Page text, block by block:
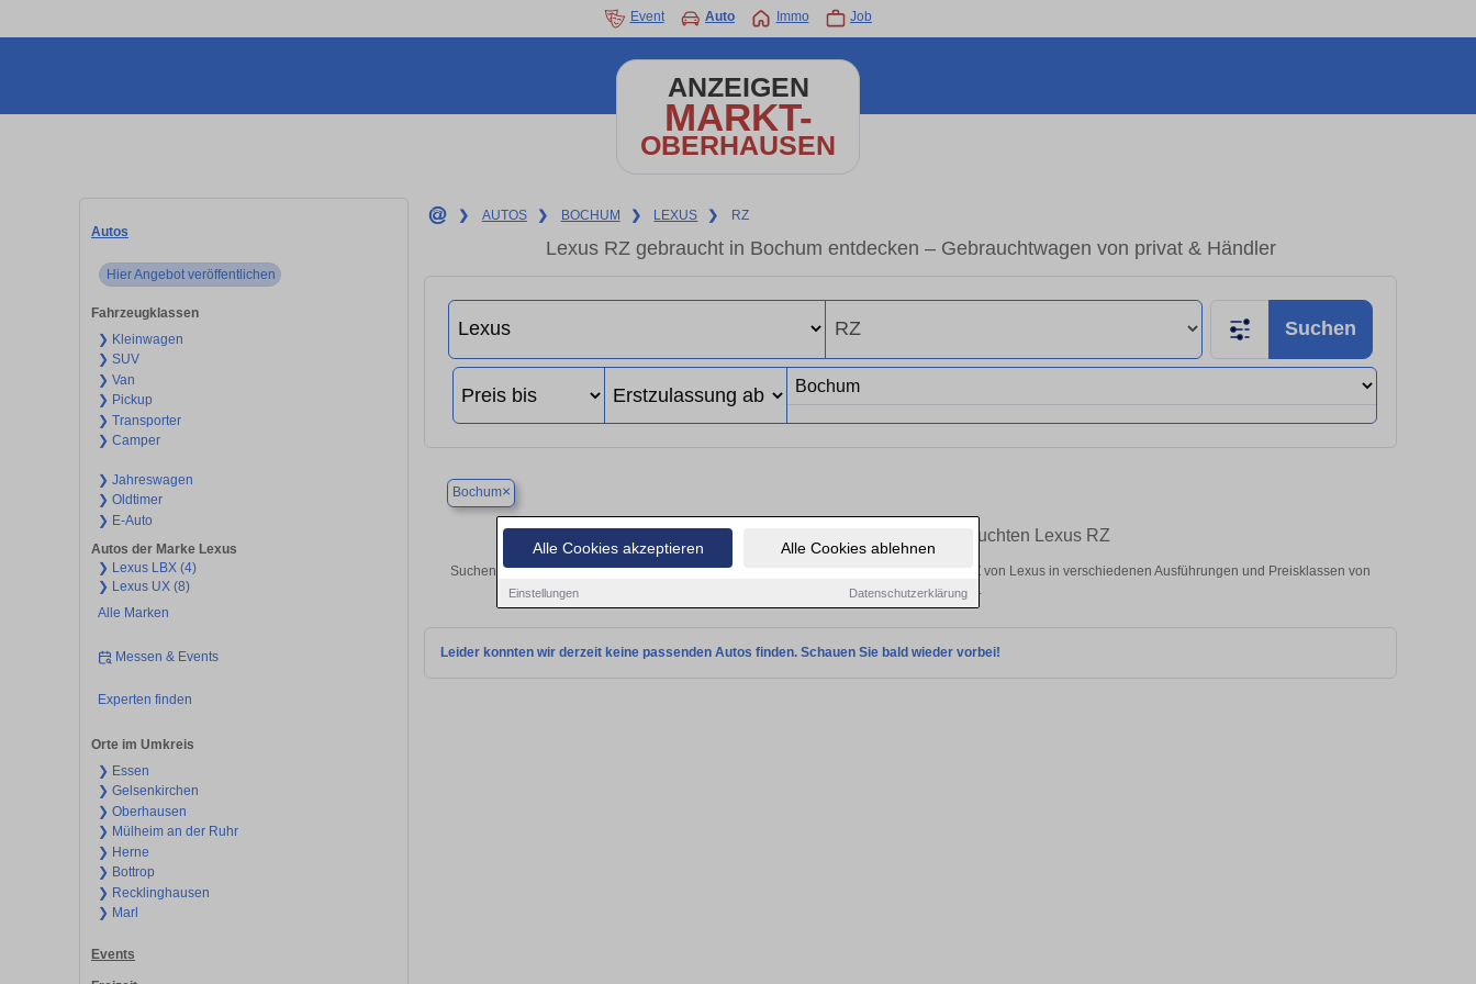
Alle Cookies akzeptieren Alle Cookies ablehnen
Einstellungen Datenschutzerklärung
Event Auto Immo Job
ANZEIGEN
MARKT-
OBERHAUSEN
Autos
Hier Angebot veröffentlichen
Fahrzeugklassen
❯ Kleinwagen
❯ SUV
❯ Van
❯ Pickup
❯ Transporter
❯ Camper
❯ Jahreswagen
❯ Oldtimer
❯ E-Auto
Autos der Marke Lexus
❯ Lexus LBX (4)
❯ Lexus UX (8)
Alle Marken
Messen & Events
Experten finden
Orte im Umkreis
❯ Essen
❯ Gelsenkirchen
❯ Oberhausen
❯ Mülheim an der Ruhr
❯ Herne
❯ Bottrop
❯ Recklinghausen
❯ Marl
Events
❯ AUTOS ❯ BOCHUM ❯ LEXUS ❯ RZ
Lexus RZ gebraucht in Bochum entdecken – Gebrauchtwagen von privat & Händler
Suchen
Bochum×
Finden Sie in Bochum Ihren gebrauchten Lexus RZ
Suchen Sie in Bochum einen Lexus RZ Gebrauchtwagen? Entdecken Sie gebrauchte RZ von Lexus in verschiedenen Ausführungen und Preisklassen von
privat und vom Händler.
Leider konnten wir derzeit keine passenden Autos finden. Schauen Sie bald wieder vorbei!